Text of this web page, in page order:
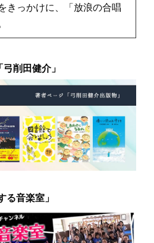
きっかけに、「放浪の合唱
削田健介」
音楽室」